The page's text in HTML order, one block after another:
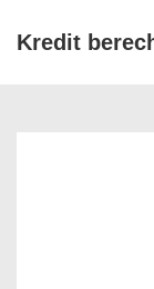
ZumKredit